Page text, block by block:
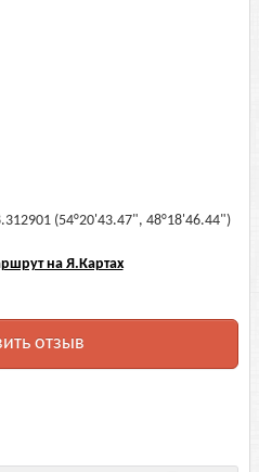
(54°20'43.47", 48°18'46.44")
на Я.Картах
отзыв